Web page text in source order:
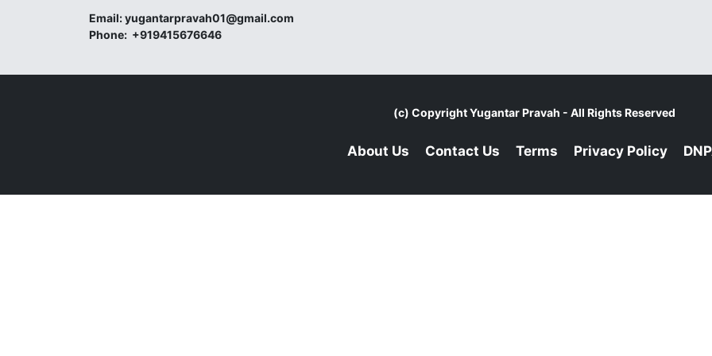
Email:yugantarpravah01@gmail.com
Phone: +919415676646
(c) CopyrightYugantar Pravah - All Rights Reserved
About Us Contact Us Terms Privacy Policy